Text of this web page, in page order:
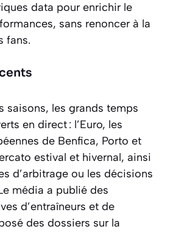
data pour enrichir le
sans renoncer à la
fans.
saisons, les grands temps
en direct : l’Euro, les
de Benfica, Porto et
estival et hivernal, ainsi
d’arbitrage ou les décisions
média a publié des
d’entraîneurs et de
des dossiers sur la